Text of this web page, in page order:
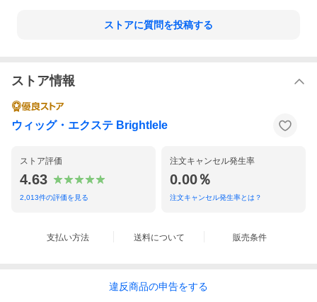
ストアに質問を投稿する
ストア情報
ウィッグ・エクステ Brightlele
ストア評価
4.63
2,013件の評価を見る
注文キャンセル発生率
0.00％
注文キャンセル発生率とは？
支払い方法 送料について 販売条件
違反商品の申告をする